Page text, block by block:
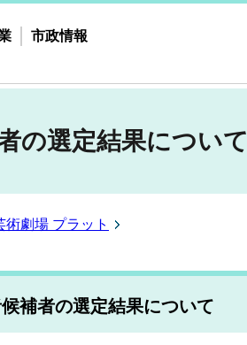
市政情報
の選定結果について
劇場 プラット
補者の選定結果について